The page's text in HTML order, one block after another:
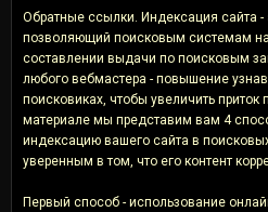
Обратные ссылки. Индексация сайта -
позволяющий поисковым системам
составлении выдачи по поисковым
любого вебмастера - повышение
поисковиках, чтобы увеличить
материале мы представим вам 4
индексацию вашего сайта в
уверенным в том, что его контент
Первый способ - использование